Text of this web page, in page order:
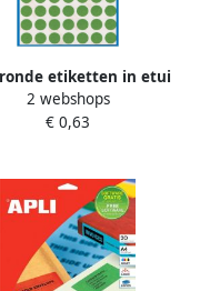
etiketten in etui
13 mm groen 175
35 per blad (2058)
2 webshops
€ 0,63